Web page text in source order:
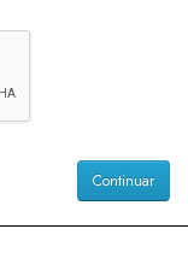
Continuar